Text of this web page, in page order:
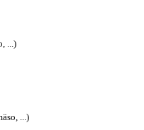
...)
...)